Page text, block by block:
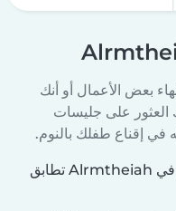
بعض الأعمال أو أنك
العثور على جليسات
إقناع طفلك بالنوم.
لا توجد حاليًا أي جليسات أطفال في Alrmtheiah تطابق